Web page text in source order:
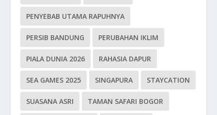
PENYEBAB UTAMA RAPUHNYA
PERSIB BANDUNG PERUBAHAN IKLIM
PIALA DUNIA 2026 RAHASIA DAPUR
SEA GAMES 2025 SINGAPURA STAYCATION
SUASANA ASRI TAMAN SAFARI BOGOR